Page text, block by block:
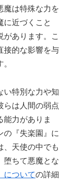
魔は特殊な力を
に近づくこと
があります。こ
接的な影響を与
い特別な力や知
らは人間の弱点
能力がありま
の『失楽園』に
、天使の中でも
堕ちて悪魔とな
についての詳細